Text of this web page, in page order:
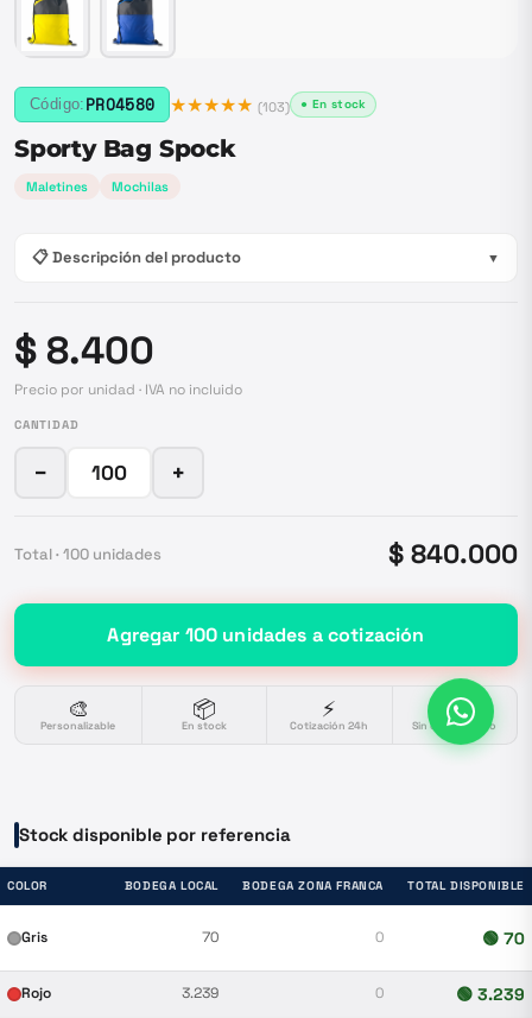
Código: PRO4580 ★★★★★ (103) ● En stock
Sporty Bag Spock
Maletines Mochilas
📋 Descripción del producto ▼
$ 8.400
Precio por unidad · IVA no incluido
CANTIDAD
− +
Total · 100 unidades $ 840.000
Agregar 100 unidades a cotización
🎨
Personalizable
📦
En stock
⚡
Cotización 24h
🔒
Sin compromiso
Stock disponible por referencia
COLOR BODEGA LOCAL BODEGA ZONA FRANCA TOTAL DISPONIBLE
Gris 70 0 🟢 70
Rojo 3.239 0 🟢 3.239